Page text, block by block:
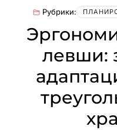
Рубрики:
левши: